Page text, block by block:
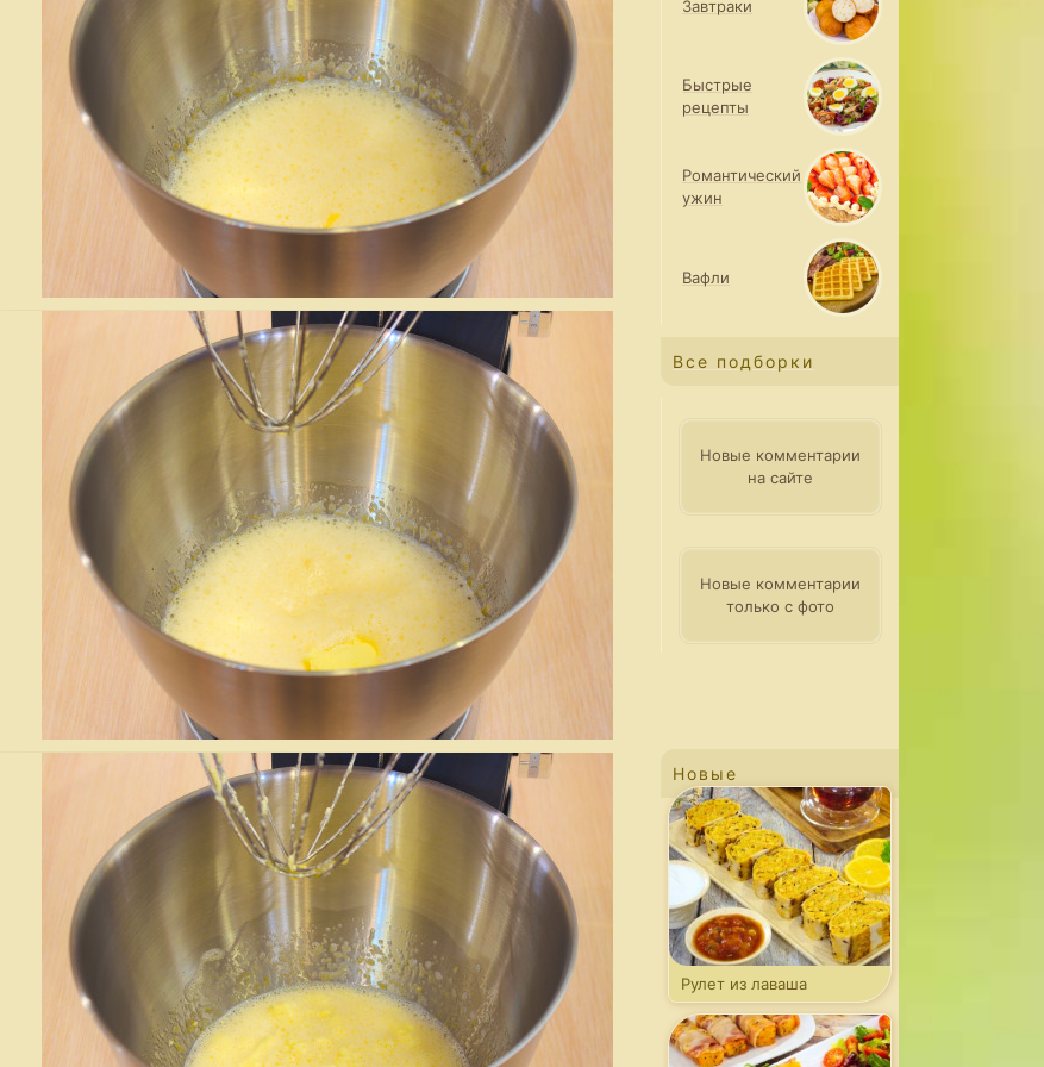
Завтраки
Быстрые
рецепты
Романтический
ужин
Вафли
Все подборки
Новые комментарии
на сайте
Новые комментарии
только с фото
Новые
Рулет из лаваша
с капустой